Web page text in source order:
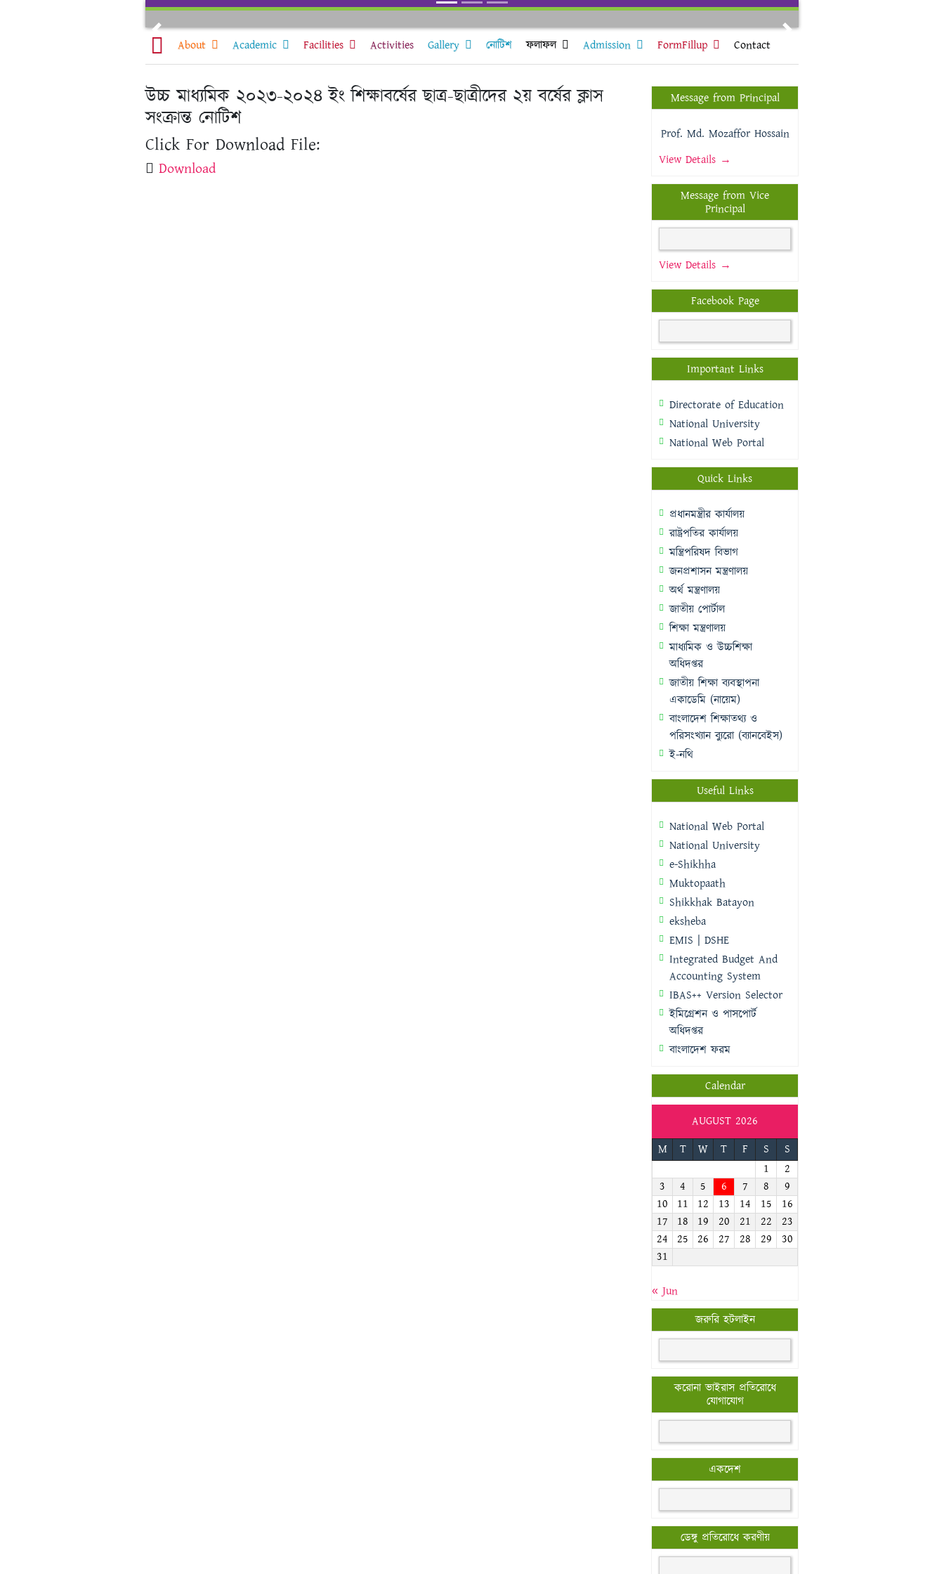
Previous
About Academic Facilities Activities Gallery নোটিশ ফলাফল Admission FormFillup Contact
উচ্চ মাধ্যমিক ২০২৩-২০২৪ ইং শিক্ষাবর্ষের ছাত্র-ছাত্রীদের ২য় বর্ষের ক্লাস
সংক্রান্ত নোটিশ
Click For Download File:
Download
Message from Principal
Prof. Md. Mozaffor Hossain
View Details →
Message from Vice
Principal
View Details →
Facebook Page
Important Links
Directorate of Education
National University
National Web Portal
Quick Links
প্রধানমন্ত্রীর কার্যালয়
রাষ্ট্রপতির কার্যালয়
মন্ত্রিপরিষদ বিভাগ
জনপ্রশাসন মন্ত্রণালয়
অর্থ মন্ত্রণালয়
জাতীয় পোর্টাল
শিক্ষা মন্ত্রণালয়
মাধ্যমিক ও উচ্চশিক্ষা
অধিদপ্তর
জাতীয় শিক্ষা ব্যবস্থাপনা
একাডেমি (নায়েম)
বাংলাদেশ শিক্ষাতথ্য ও
পরিসংখ্যান ব্যুরো (ব্যানবেইস)
ই-নথি
Useful Links
National Web Portal
National University
e-Shikhha
Muktopaath
Shikkhak Batayon
eksheba
EMIS | DSHE
Integrated Budget And
Accounting System
IBAS++ Version Selector
ইমিগ্রেশন ও পাসপোর্ট
অধিদপ্তর
বাংলাদেশ ফরম
Calendar
AUGUST 2026
M
T W T F S
S
1
2
3
4 5 6 7 8
9
10
11 12 13 14 15
16
17
18 19 20 21 22
23
24
25 26 27 28 29
30
31
« Jun
জরুরি হটলাইন
করোনা ভাইরাস প্রতিরোধে
যোগাযোগ
একদেশ
ডেঙ্গু প্রতিরোধে করণীয়